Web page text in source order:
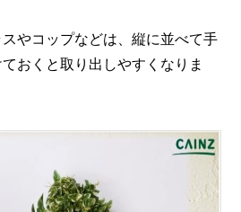
やコップなどは、縦に並べて手
おくと取り出しやすくなりま